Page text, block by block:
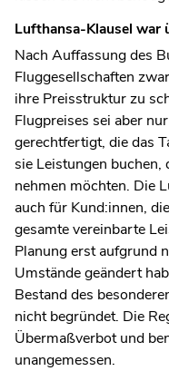
Lufthansa-Klausel war
Nach Auffassung des
Fluggesellschaften
ihre Preisstruktur zu
Flugpreises sei aber
gerechtfertigt, die das
sie Leistungen
nehmen möchten. Die
auch für Kund:innen,
gesamte vereinbarte
Planung erst aufgrund
Umstände geändert
Bestand des
nicht begründet. Die
Übermaßverbot und
unangemessen.